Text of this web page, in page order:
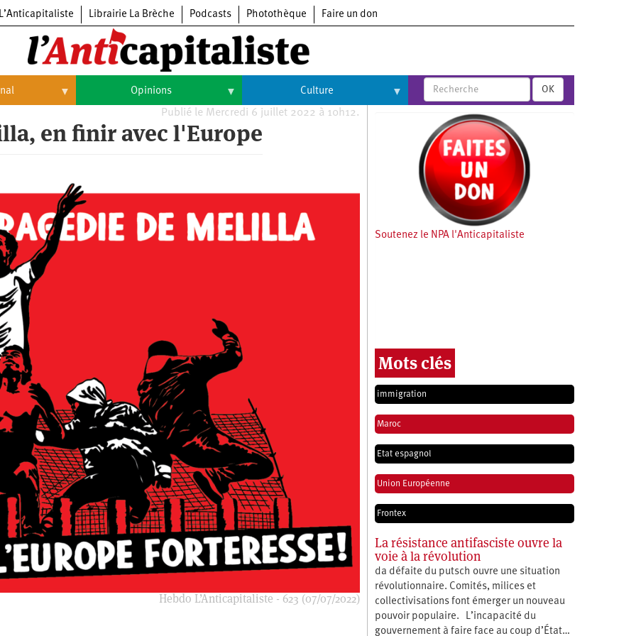
L’Anticapitaliste Librairie La Brèche Podcasts Photothèque Faire un don
Opinions Culture
Culture
Expositions
Livres
OK
Publié le Mercredi 6 juillet 2022 à 10h12.
en finir avec l'Europe
Hebdo L’Anticapitaliste - 623 (07/07/2022)
Soutenez le NPA l'Anticapitaliste
Mots clés
immigration
Maroc
Etat espagnol
Union Européenne
Frontex
La résistance antifasciste ouvre la
voie à la révolution
da défaite du putsch ouvre une situation
révolutionnaire. Comités, milices et
collectivisations font émerger un nouveau
pouvoir populaire. L’incapacité du
gouvernement à faire face au coup d’État…